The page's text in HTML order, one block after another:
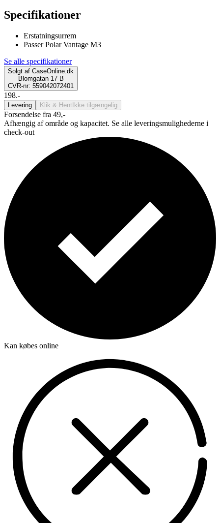
Specifikationer
Erstatningsurrem
Passer Polar Vantage M3
Se alle specifikationer
Solgt af CaseOnline.dk
Blomgatan 17 B
CVR-nr: 559042072401
198.-
Levering Klik & Hent Ikke tilgængelig
Forsendelse fra 49,-
Afhængig af område og kapacitet. Se alle leveringsmulighederne i
check-out
Kan købes online